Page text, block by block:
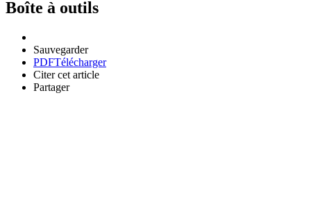
Boîte à outils
Sauvegarder
PDFTélécharger
Citer cet article
Partager